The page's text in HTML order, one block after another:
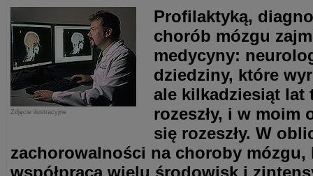
Zdjęcie ilustracyjne
Profilaktyką,
chorób mózgu
medycyny:
dziedziny, które
ale kilkadziesiąt lat
rozeszły, i w moim
się rozeszły. W
zachorowalności na choroby mózgu,
współpraca wielu środowisk i